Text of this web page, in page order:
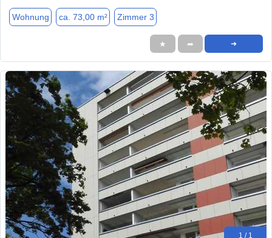
Wohnung ca. 73,00 m² Zimmer 3
★ ➦ ➜
1 / 1